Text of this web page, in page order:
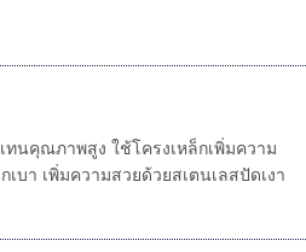
นคุณภาพสูง ใช้โครงเหล็กเพิ่มความ
บา เพิ่มความสวยด้วยสเตนเลสปัดเงา